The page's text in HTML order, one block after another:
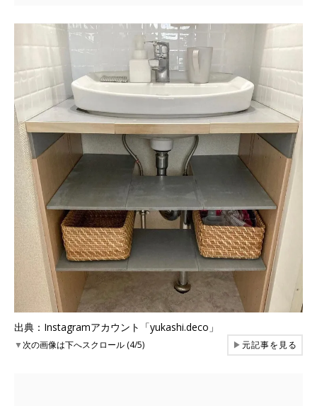
出典：Instagramアカウント「yukashi.deco」
▼次の画像は下へスクロール (4/5) ▶元記事を見る